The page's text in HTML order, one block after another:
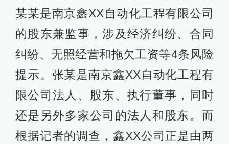
某某是南京鑫XX自动化工程有限公司
的股东兼监事，涉及经济纠纷、合同
纠纷、无照经营和拖欠工资等4条风险
提示。张某是南京鑫XX自动化工程有
限公司法人、股东、执行董事，同时
还是另外多家公司的法人和股东。而
根据记者的调查，鑫XX公司正是由两